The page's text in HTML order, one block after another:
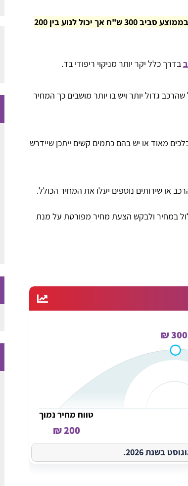
מחיר ניקוי ריפודים לרכב באשקלון נע בממוצע סביב 300 ש"ח אך יכול לנוע בין 200
בדרך כלל יקר יותר מניקוי ריפודי בד.
שהרכב גדול יותר ויש בו יותר מושבים כך המחיר
מאוד או יש בהם כתמים קשים ייתכן שיידרש
או שירותים נוספים יעלו את המחיר הכולל.
במחיר ולבקש הצעת מחיר מפורטת על מנת
300 ₪
טווח מחיר נמוך
200 ₪
בשנת 2026.
הייתי זקוק לניקוי של שטיחים במשרד ומצאתי